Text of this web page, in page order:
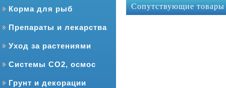
Корма для рыб
Препараты и лекарства
Уход за растениями
Системы CO2, осмос
Грунт и декорации
Сопутствующие товары